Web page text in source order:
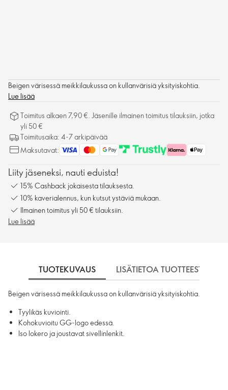
Beigen värisessä meikkilaukussa on kullanvärisiä yksityiskohtia.
Lue lisää
Toimitus alkaen 7,90 €. Jäsenille ilmainen toimitus tilauksiin, jotka
yli 50 €
Toimitusaika: 4-7 arkipäivää
Maksutavat:
Liity jäseneksi, nauti eduista!
15% Cashback jokaisesta tilauksesta.
10% kaverialennus, kun kutsut ystäviä mukaan.
Ilmainen toimitus yli 50 € tilauksiin.
Lue lisää
TUOTEKUVAUS LISÄTIETOA TUOTTEESTA
Beigen värisessä meikkilaukussa on kullanvärisiä yksityiskohtia.
Tyylikäs kuviointi.
Kohokuvioitu GG-logo edessä.
Iso lokero ja joustavat sivellinlenkit.